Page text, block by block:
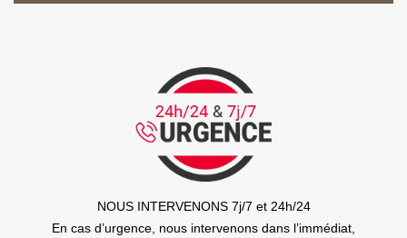
NOUS INTERVENONS 7j/7 et 24h/24
En cas d’urgence, nous intervenons dans l’immédiat,